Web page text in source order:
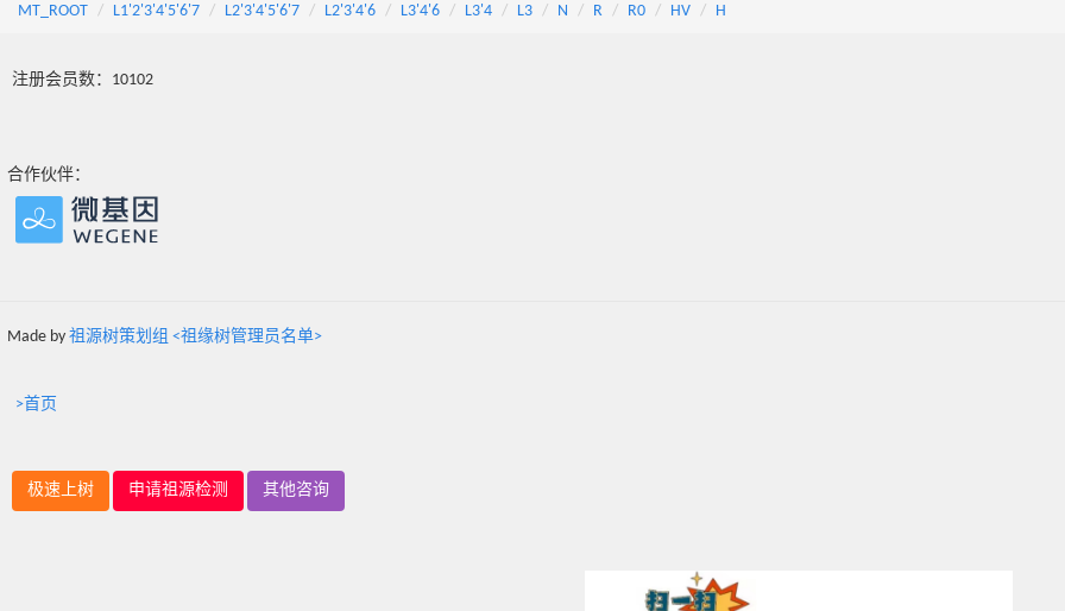
MT_ROOT L1'2'3'4'5'6'7 L2'3'4'5'6'7 L2'3'4'6 L3'4'6 L3'4 L3 N R R0 HV H
注册会员数：10102
合作伙伴：
Made by 祖源树策划组 <祖缘树管理员名单>
>首页
极速上树 申请祖源检测 其他咨询